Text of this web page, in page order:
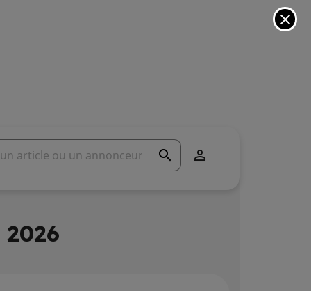
search 
close